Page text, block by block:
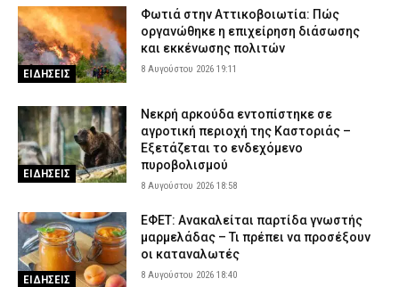
ΕΙΔΗΣΕΙΣ
Φωτιά στην Αττικοβοιωτία: Πώς
οργανώθηκε η επιχείρηση διάσωσης
και εκκένωσης πολιτών
8 Αυγούστου 2026 19:11
ΕΙΔΗΣΕΙΣ
Νεκρή αρκούδα εντοπίστηκε σε
αγροτική περιοχή της Καστοριάς –
Εξετάζεται το ενδεχόμενο
πυροβολισμού
8 Αυγούστου 2026 18:58
ΕΙΔΗΣΕΙΣ
ΕΦΕΤ: Ανακαλείται παρτίδα γνωστής
μαρμελάδας – Τι πρέπει να προσέξουν
οι καταναλωτές
8 Αυγούστου 2026 18:40